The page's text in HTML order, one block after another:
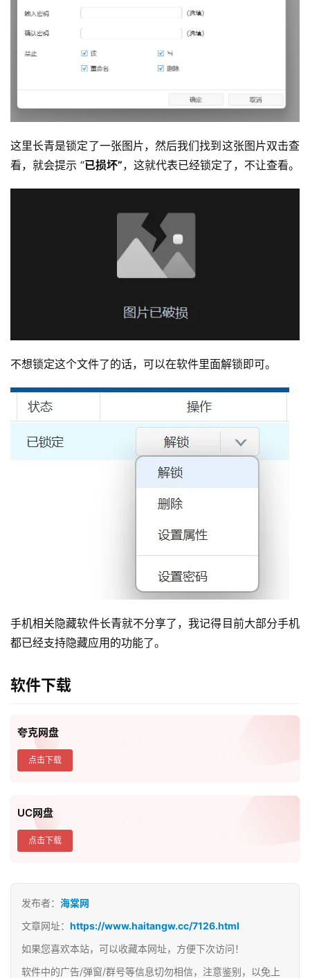
这里长青是锁定了一张图片，然后我们找到这张图片双击查
看，就会提示 “已损坏”，这就代表已经锁定了，不让查看。
不想锁定这个文件了的话，可以在软件里面解锁即可。
手机相关隐藏软件长青就不分享了，我记得目前大部分手机
都已经支持隐藏应用的功能了。
软件下载
夸克网盘
点击下载
UC网盘
点击下载
发布者： 海棠网
文章网址： https://www.haitangw.cc/7126.html
如果您喜欢本站，可以收藏本网址，方便下次访问！
软件中的广告/弹窗/群号等信息切勿相信，注意鉴别，以免上